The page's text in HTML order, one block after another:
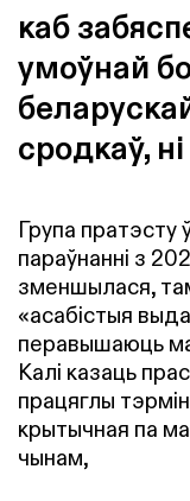
каб
умоўнай
сродкаў,
Група пратэсту
параўнанні з
зменшылася,
«асабістыя
перавышаюць
Калі казаць
працяглы
крытычная па
чынам,